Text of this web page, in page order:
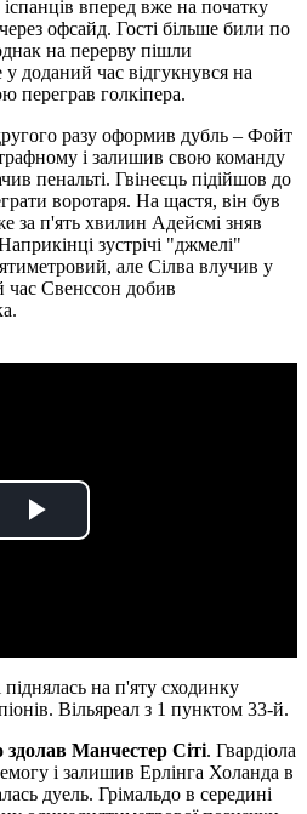
вперед вже на початку
офсайд. Гості більше били по
на перерву пішли
доданий час відгукнувся на
переграв голкіпера.
разу оформив дубль – Фойт
і залишив свою команду
пенальті. Гвінеєць підійшов до
воротаря. На щастя, він був
за п'ять хвилин Адейємі зняв
зустрічі "джмелі"
але Сілва влучив у
Свенссон добив
Play
на п'яту сходинку
Вільяреал з 1 пунктом 33-й.
здолав Манчестер Сіті. Гвардіола
і залишив Ерлінга Холанда в
дуель. Грімальдо в середині